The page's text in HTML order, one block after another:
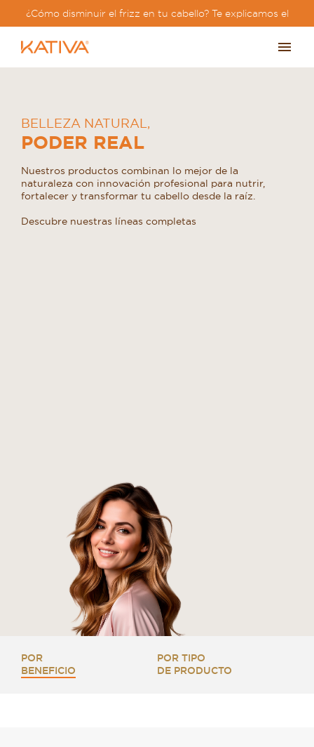
¿Cómo disminuir el frizz en tu cabello? Te explicamos el
BELLEZA NATURAL ,
PODER REAL
Nuestros productos combinan lo mejor de la
naturaleza con innovación profesional para nutrir,
fortalecer y transformar tu cabello desde la raíz.
Descubre nuestras líneas completas
POR
BENEFICIO
POR TIPO
DE PRODUCTO